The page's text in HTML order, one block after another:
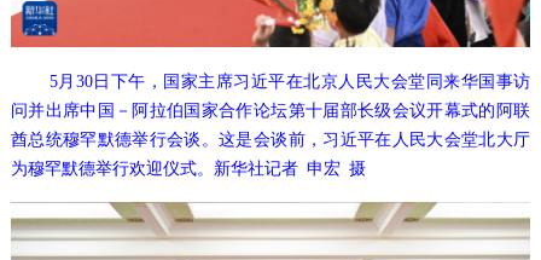
5月30日下午，国家主席习近平在北京人民大会堂同来华国事访
问并出席中国－阿拉伯国家合作论坛第十届部长级会议开幕式的阿联
酋总统穆罕默德举行会谈。这是会谈前，习近平在人民大会堂北大厅
为穆罕默德举行欢迎仪式。新华社记者 申宏 摄